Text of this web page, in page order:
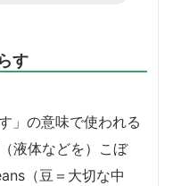
す
」の意味で使われる
液体などを）こぼ
（豆＝大切な中